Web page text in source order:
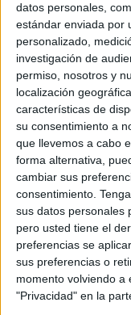
datos personales,
estándar enviada por
personalizado,
investigación de
permiso, nosotros y
localización
características de
su consentimiento a
que llevemos a cabo
forma alternativa,
cambiar sus
consentimiento.
sus datos personales
pero usted tiene el
preferencias se
sus preferencias o
momento volviendo a
"Privacidad" en la
Trabajamos
formas
Publicado el 4 julio,
Hoy compartimos
la atención visual,
desde edades
laberintos, los
[…]
SEGUIR LEYENDO
Buscar